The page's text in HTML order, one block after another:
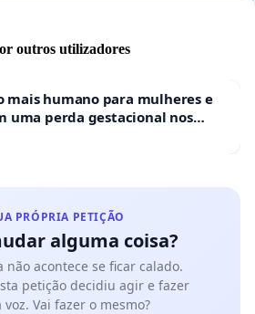
outros utilizadores
humano para mulheres e
uma perda gestacional nos
PRÓPRIA PETIÇÃO
alguma coisa?
não acontece se ficar calado.
petição decidiu agir e fazer
Vai fazer o mesmo?